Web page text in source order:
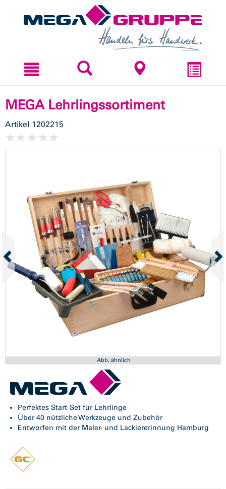
MEGA Lehrlingssortiment
Artikel 1202215
Abb. ähnlich
Perfektes Start-Set für Lehrlinge
Über 40 nützliche Werkzeuge und Zubehör
Entworfen mit der Maler- und Lackiererinnung Hamburg